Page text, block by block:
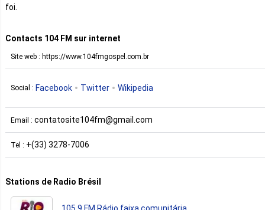
foi.
Contacts 104 FM sur internet
Site web : https://www.104fmgospel.com.br
Social : Facebook Twitter Wikipedia
Email : contatosite104fm@gmail.com
Tel : +(33) 3278-7006
Stations de Radio Brésil